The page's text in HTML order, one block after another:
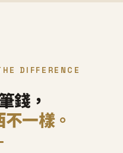
DIFFERENCE
錢，
一樣。